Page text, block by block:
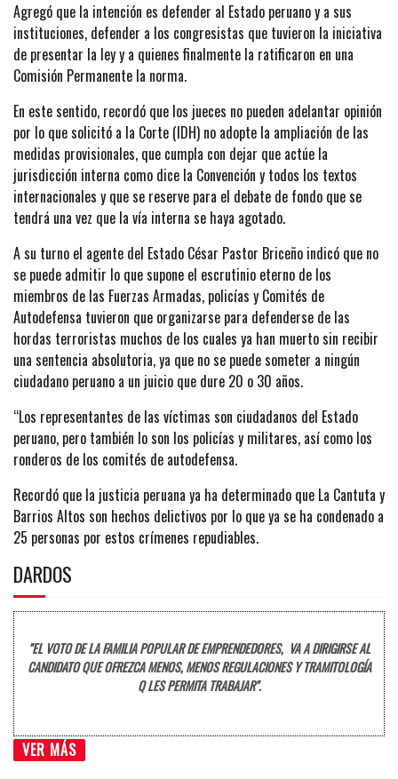
Agregó que la intención es defender al Estado peruano y a sus
instituciones, defender a los congresistas que tuvieron la iniciativa
de presentar la ley y a quienes finalmente la ratificaron en una
Comisión Permanente la norma.
En este sentido, recordó que los jueces no pueden adelantar opinión
por lo que solicitó a la Corte (IDH) no adopte la ampliación de las
medidas provisionales, que cumpla con dejar que actúe la
jurisdicción interna como dice la Convención y todos los textos
internacionales y que se reserve para el debate de fondo que se
tendrá una vez que la vía interna se haya agotado.
A su turno el agente del Estado César Pastor Briceño indicó que no
se puede admitir lo que supone el escrutinio eterno de los
miembros de las Fuerzas Armadas, policías y Comités de
Autodefensa tuvieron que organizarse para defenderse de las
hordas terroristas muchos de los cuales ya han muerto sin recibir
una sentencia absolutoria, ya que no se puede someter a ningún
ciudadano peruano a un juicio que dure 20 o 30 años.
“Los representantes de las víctimas son ciudadanos del Estado
peruano, pero también lo son los policías y militares, así como los
ronderos de los comités de autodefensa.
Recordó que la justicia peruana ya ha determinado que La Cantuta y
Barrios Altos son hechos delictivos por lo que ya se ha condenado a
25 personas por estos crímenes repudiables.
DARDOS
"EL VOTO DE LA FAMILIA POPULAR DE EMPRENDEDORES, VA A DIRIGIRSE AL
CANDIDATO QUE OFREZCA MENOS, MENOS REGULACIONES Y TRAMITOLOGÍA
Q LES PERMITA TRABAJAR".
VER MÁS